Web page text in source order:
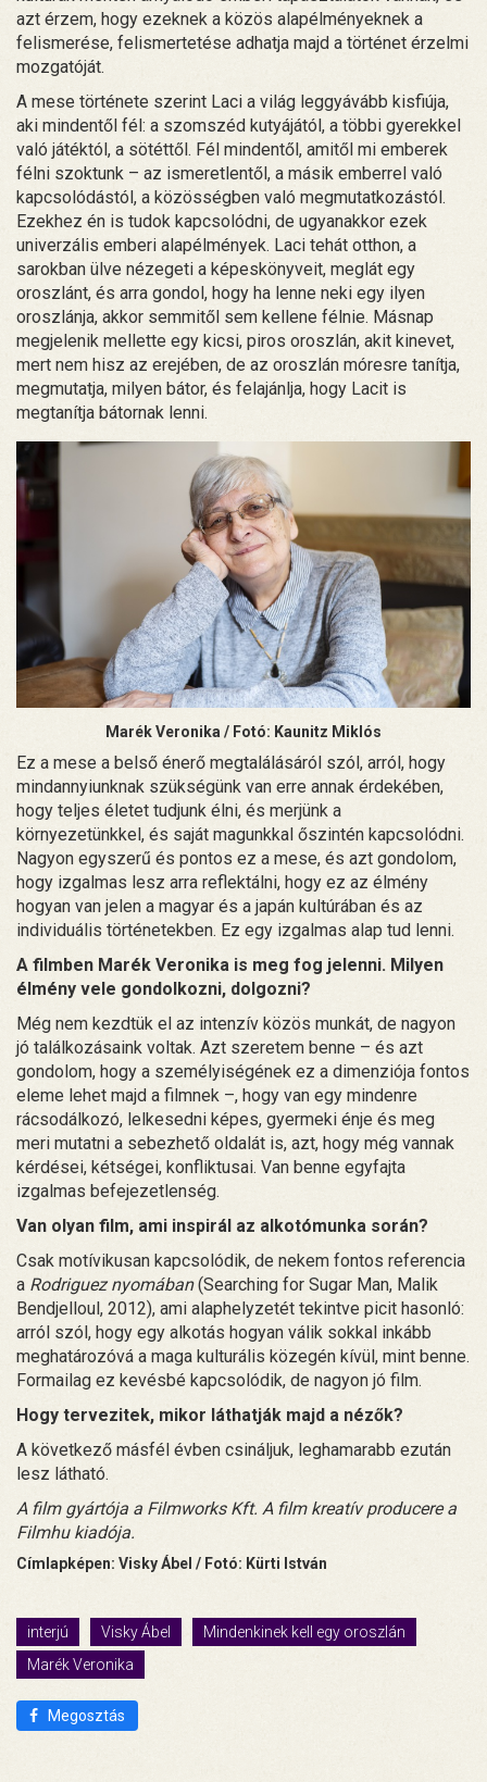
azt érzem, hogy ezeknek a közös alapélményeknek a
felismerése, felismertetése adhatja majd a történet érzelmi
mozgatóját.
A mese története szerint Laci a világ leggyávább kisfiúja,
aki mindentől fél: a szomszéd kutyájától, a többi gyerekkel
való játéktól, a sötéttől. Fél mindentől, amitől mi emberek
félni szoktunk – az ismeretlentől, a másik emberrel való
kapcsolódástól, a közösségben való megmutatkozástól.
Ezekhez én is tudok kapcsolódni, de ugyanakkor ezek
univerzális emberi alapélmények. Laci tehát otthon, a
sarokban ülve nézegeti a képeskönyveit, meglát egy
oroszlánt, és arra gondol, hogy ha lenne neki egy ilyen
oroszlánja, akkor semmitől sem kellene félnie. Másnap
megjelenik mellette egy kicsi, piros oroszlán, akit kinevet,
mert nem hisz az erejében, de az oroszlán móresre tanítja,
megmutatja, milyen bátor, és felajánlja, hogy Lacit is
megtanítja bátornak lenni.
Marék Veronika / Fotó: Kaunitz Miklós
Ez a mese a belső énerő megtalálásáról szól, arról, hogy
mindannyiunknak szükségünk van erre annak érdekében,
hogy teljes életet tudjunk élni, és merjünk a
környezetünkkel, és saját magunkkal őszintén kapcsolódni.
Nagyon egyszerű és pontos ez a mese, és azt gondolom,
hogy izgalmas lesz arra reflektálni, hogy ez az élmény
hogyan van jelen a magyar és a japán kultúrában és az
individuális történetekben. Ez egy izgalmas alap tud lenni.
A filmben Marék Veronika is meg fog jelenni. Milyen
élmény vele gondolkozni, dolgozni?
Még nem kezdtük el az intenzív közös munkát, de nagyon
jó találkozásaink voltak. Azt szeretem benne – és azt
gondolom, hogy a személyiségének ez a dimenziója fontos
eleme lehet majd a filmnek –, hogy van egy mindenre
rácsodálkozó, lelkesedni képes, gyermeki énje és meg
meri mutatni a sebezhető oldalát is, azt, hogy még vannak
kérdései, kétségei, konfliktusai. Van benne egyfajta
izgalmas befejezetlenség.
Van olyan film, ami inspirál az alkotómunka során?
Csak motívikusan kapcsolódik, de nekem fontos referencia
a Rodriguez nyomában(Searching for Sugar Man, Malik
Bendjelloul, 2012), ami alaphelyzetét tekintve picit hasonló:
arról szól, hogy egy alkotás hogyan válik sokkal inkább
meghatározóvá a maga kulturális közegén kívül, mint benne.
Formailag ez kevésbé kapcsolódik, de nagyon jó film.
Hogy tervezitek, mikor láthatják majd a nézők?
A következő másfél évben csináljuk, leghamarabb ezután
lesz látható.
A film gyártója a Filmworks Kft. A film kreatív producere a
Filmhu kiadója.
Címlapképen: Visky Ábel / Fotó: Kürti István
interjú Visky Ábel
Mindenkinek kell egy oroszlán
Marék Veronika
Megosztás